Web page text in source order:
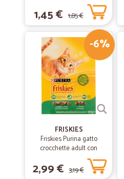
1,45 € 1,85 €
-6%
FRISKIES
Friskies Purina gatto
crocchette adult con
coniglio, pollo e verdure
scatola gr.400
2,99 € 3,19 €